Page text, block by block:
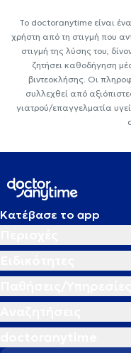
Το doctoranytime είναι
χρήστη από τη στιγμή που
στιγμή της λύσης του,
ζητήσει καθοδήγηση
βιντεοκλήσης. Οι
συλλεχθεί από
γιατρού/επαγγελματία
Κατέβασε το app